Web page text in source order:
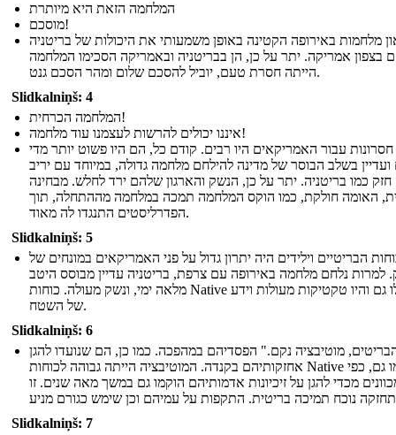
המלחמה הזאת היא מיותרת
מוסכם!
מלחמות באירופה הקטינה באופן משמעותי את היכולות של בריטניה
בצפון אמריקה. יתר על כן, הן בבריטניה ובאמריקה הסכימו המלחמה
הייתה חסרת טעם, יוביל להסכם שלום ומהר הסכם גנט.
Slidkalniņš: 4
המלחמה הכרחית!
איננו יכולים להרשות לעצמנו עוד מלחמה!
חסרונות עבור האמריקאים היו רבים. קודם כל, הם היו פשוט יותר מדי
ועדיין בשלב הבוסר של מדינה להילחם מלחמה גדולה, במיוחד עם יריב
חזק כמו בריטניה. יתר על כן, הנשק והארגון שלהם ירד לחלש. מבחינה
האומה חולקת, כמו הוקס המלחמה תמכה במלחמה מההתחלה, תוך
הפדרליסטים התנגדו לה מאוד.
Slidkalniņš: 5
הבריטיים וילידים היה יתרון גדול על פני האמריקאים במונחים של
למרות נלחם מלחמה באירופה עם צרפת, בריטניה עדיין מבוסס היטב
מלאה ימי, ונשק מעולה. כוחות Native הובלו גם והיו טקטיקות מעולות וידע
של השטח.
Slidkalniņš: 6
מוטיבציה נקם." הפסדיהם במהפכה. כמו כן, הם שנועדו להגן
אחזקותיהם בקנדה. המוטיבציה הייתה גבוהה לכוחות Native כמו גם, כפי
מכדי להגן על זיכיונות אדמותיהם הוקמו גם במשך מאה שנים. זו
Slidkalniņš: 7